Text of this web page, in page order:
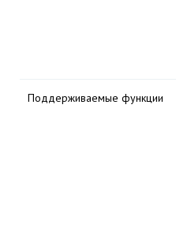
Поддерживаемые функции